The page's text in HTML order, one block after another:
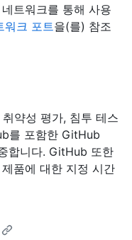
트워크를 통해 사용
워크 포트을(를) 참조
약성 평가, 침투 테스
를 포함한 GitHub
합니다. GitHub 또한
품에 대한 지정 시간